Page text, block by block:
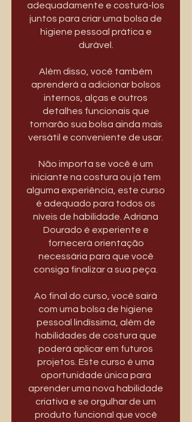
adequadamente e costurá-los
juntos para criar uma bolsa de
higiene pessoal prática e
durável.
Além disso, você também
aprenderá a adicionar bolsos
internos, alças e outros
detalhes funcionais que
tornarão sua bolsa ainda mais
versátil e conveniente de usar.
Não importa se você é um
iniciante na costura ou já tem
alguma experiência, este curso
é adequado para todos os
níveis de habilidade. Adriana
Dourado é experiente e
fornecerá orientação
necessária para que você
consiga finalizar a sua peça.
Ao final do curso, você sairá
com uma bolsa de higiene
pessoal lindíssima, além de
habilidades de costura que
poderá aplicar em futuros
projetos. Este curso é uma
oportunidade única para
aprender uma nova habilidade
criativa e se orgulhar de um
produto funcional que você